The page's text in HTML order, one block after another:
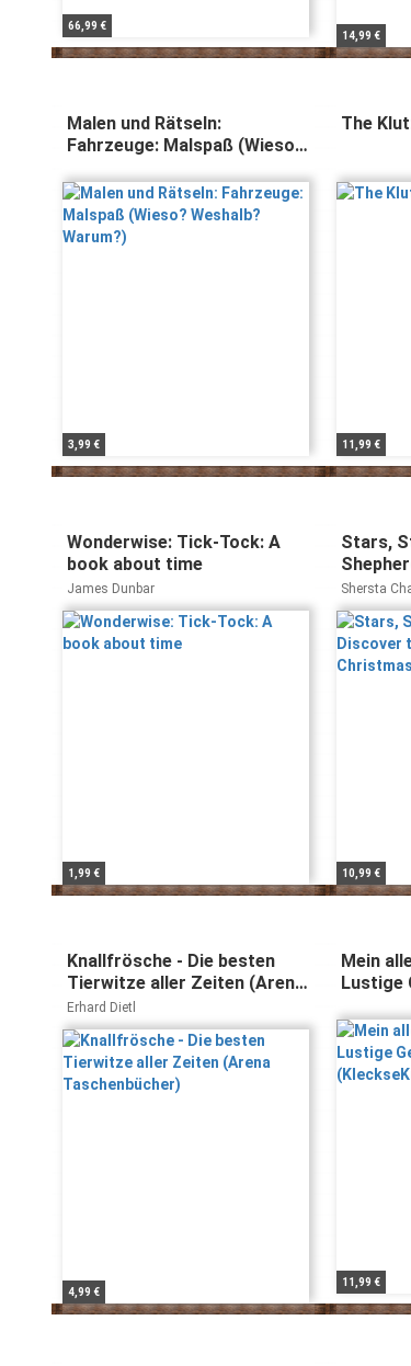
66,99 €
14,99 €
Malen und Rätseln:
Fahrzeuge: Malspaß (Wieso?
3,99 €
The
11,99 €
Wonderwise: Tick-Tock: A
book about time
James Dunbar
1,99 €
Stars,
Symbols
Shersta
10,99 €
Knallfrösche - Die besten
Tierwitze aller Zeiten (Arena
Taschenbücher)
Erhard Dietl
4,99 €
Mein
Lustige
11,99 €